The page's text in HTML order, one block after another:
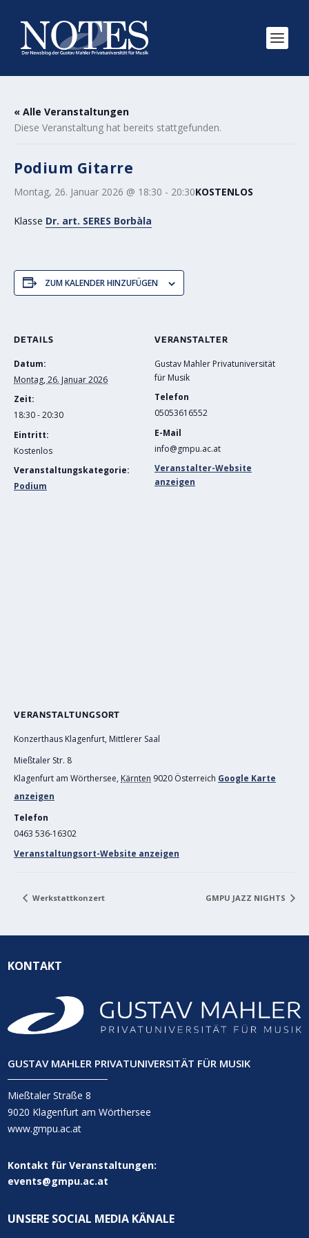
« Alle Veranstaltungen
Diese Veranstaltung hat bereits stattgefunden.
Podium Gitarre
Montag, 26. Januar 2026 @ 18:30 - 20:30KOSTENLOS
Klasse Dr. art. SERES Borbàla
ZUM KALENDER HINZUFÜGEN
DETAILS
Datum:
Montag, 26. Januar 2026
Zeit:
18:30 - 20:30
Eintritt:
Kostenlos
Veranstaltungskategorie:
Podium
VERANSTALTER
Gustav Mahler Privatuniversität
für Musik
Telefon
05053616552
E-Mail
info@gmpu.ac.at
Veranstalter-Website
anzeigen
VERANSTALTUNGSORT
Konzerthaus Klagenfurt, Mittlerer Saal
Mießtaler Str. 8
Klagenfurt am Wörthersee, Kärnten 9020 Österreich Google Karte
anzeigen
Telefon
0463 536-16302
Veranstaltungsort-Website anzeigen
Werkstattkonzert GMPU JAZZ NIGHTS
KONTAKT
GUSTAV MAHLER PRIVATUNIVERSITÄT FÜR MUSIK
Mießtaler Straße 8
9020 Klagenfurt am Wörthersee
www.gmpu.ac.at
Kontakt für Veranstaltungen:
events@gmpu.ac.at
UNSERE SOCIAL MEDIA KÄNALE